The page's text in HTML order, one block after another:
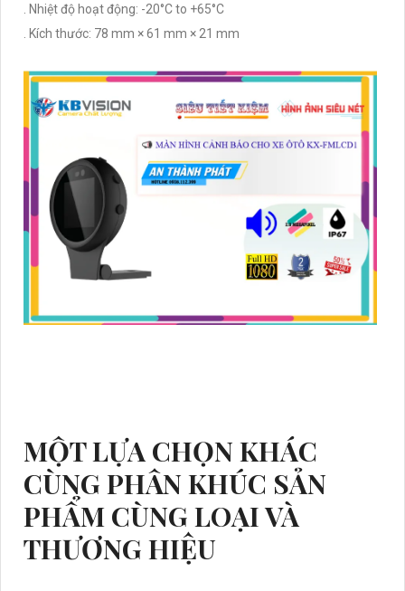
. Nhiệt độ hoạt động: -20°C to +65°C
. Kích thước: 78 mm × 61 mm × 21 mm
MỘT LỰA CHỌN KHÁC
CÙNG PHÂN KHÚC SẢN
PHẨM CÙNG LOẠI VÀ
THƯƠNG HIỆU